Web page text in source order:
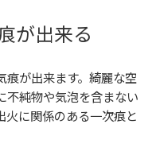
が出来る
痕が出来ます。綺麗な空
不純物や気泡を含まない
火に関係のある一次痕と